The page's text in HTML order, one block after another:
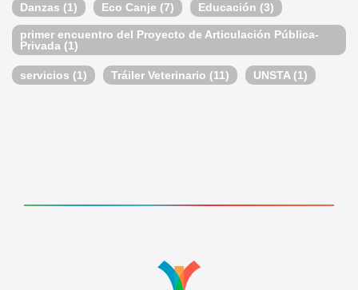
Danzas (1) Eco Canje (7) Educación (3)
primer encuentro del Proyecto de Articulación Pública-
Privada (1)
servicios (1) Tráiler Veterinario (11) UNSTA(1)